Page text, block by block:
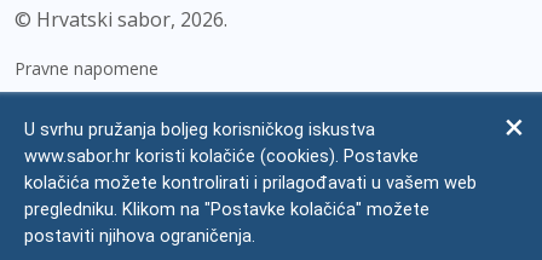
© Hrvatski sabor, 2026
Pravne napomene
Zaštita osobnih podataka
Impressum
Česta pitanja
U svrhu pružanja boljeg korisničkog iskustva
www.sabor.hr koristi kolačiće (cookies). Postavke
kolačića možete kontrolirati i prilagođavati u vašem web
pregledniku. Klikom na "Postavke kolačića" možete
postaviti njihova ograničenja.